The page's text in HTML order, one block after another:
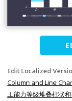
Edit Localized
Column and Line
工能力等级堆叠柱状和